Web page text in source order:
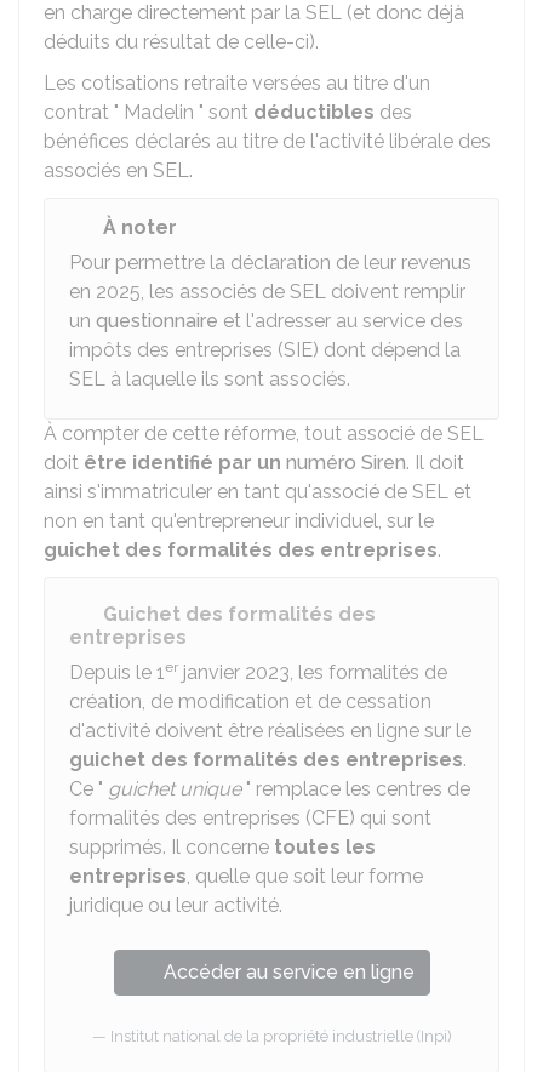
en charge directement par la SEL (et donc déjà
déduits du résultat de celle-ci).
Les cotisations retraite versées au titre d'un
contrat " Madelin " sont déductibles des
bénéfices déclarés au titre de l'activité libérale des
associés en SEL.
À noter
Pour permettre la déclaration de leur revenus
en 2025, les associés de SEL doivent remplir
un questionnaire et l'adresser au service des
impôts des entreprises (SIE) dont dépend la
SEL à laquelle ils sont associés.
À compter de cette réforme, tout associé de SEL
doit être identifié par un numéro Siren. Il doit
ainsi s'immatriculer en tant qu'associé de SEL et
non en tant qu'entrepreneur individuel, sur le
guichet des formalités des entreprises.
Guichet des formalités des
entreprises
Depuis le 1er janvier 2023, les formalités de
création, de modification et de cessation
d'activité doivent être réalisées en ligne sur le
guichet des formalités des entreprises.
Ce " guichet unique" remplace les centres de
formalités des entreprises (CFE) qui sont
supprimés. Il concerne toutes les
entreprises, quelle que soit leur forme
juridique ou leur activité.
Accéder au service en ligne
Institut national de la propriété industrielle (Inpi)